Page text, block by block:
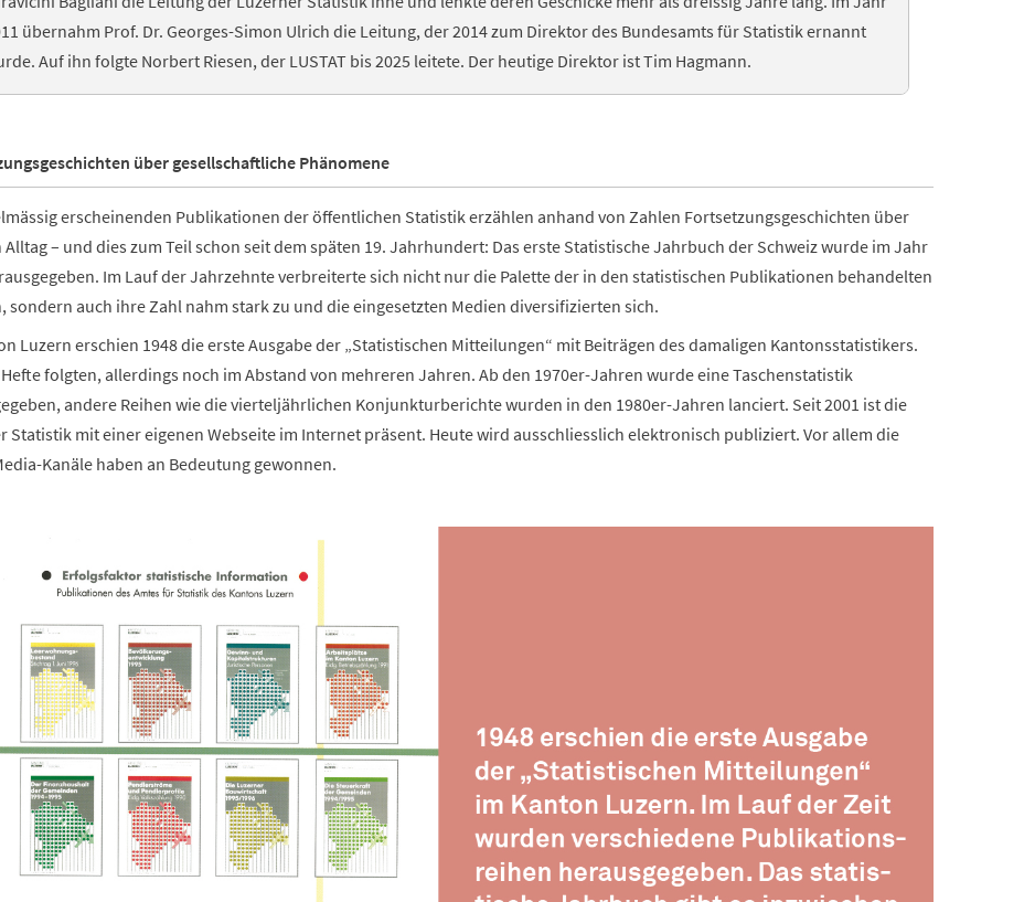
übernahm Prof. Dr. Georges-Simon Ulrich die Leitung, der 2014 zum Direktor des Bundesamts für Statistik ernannt
Auf ihn folgte Norbert Riesen, der LUSTAT bis 2025 leitete. Der heutige Direktor ist Tim Hagmann.
über gesellschaftliche Phänomene
erscheinenden Publikationen der öffentlichen Statistik erzählen anhand von Zahlen Fortsetzungsgeschichten über
Alltag – und dies zum Teil schon seit dem späten 19. Jahrhundert: Das erste Statistische Jahrbuch der Schweiz wurde im Jahr
Im Lauf der Jahrzehnte verbreiterte sich nicht nur die Palette der in den statistischen Publikationen behandelten
sondern auch ihre Zahl nahm stark zu und die eingesetzten Medien diversifizierten sich.
Luzern erschien 1948 die erste Ausgabe der „Statistischen Mitteilungen“ mit Beiträgen des damaligen Kantonsstatistikers.
folgten, allerdings noch im Abstand von mehreren Jahren. Ab den 1970er-Jahren wurde eine Taschenstatistik
andere Reihen wie die vierteljährlichen Konjunkturberichte wurden in den 1980er-Jahren lanciert. Seit 2001 ist die
Statistik mit einer eigenen Webseite im Internet präsent. Heute wird ausschliesslich elektronisch publiziert. Vor allem die
Kanäle haben an Bedeutung gewonnen.